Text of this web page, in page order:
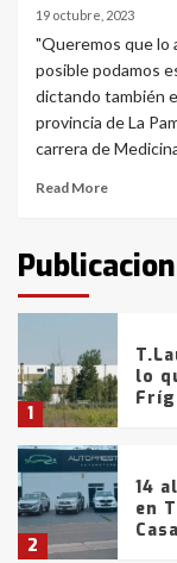
19 octubre, 2023
"Queremos que lo
posible podamos
dictando también
provincia de La
carrera de
Read More
5
6
La
con
de
1
lo
2
14
en